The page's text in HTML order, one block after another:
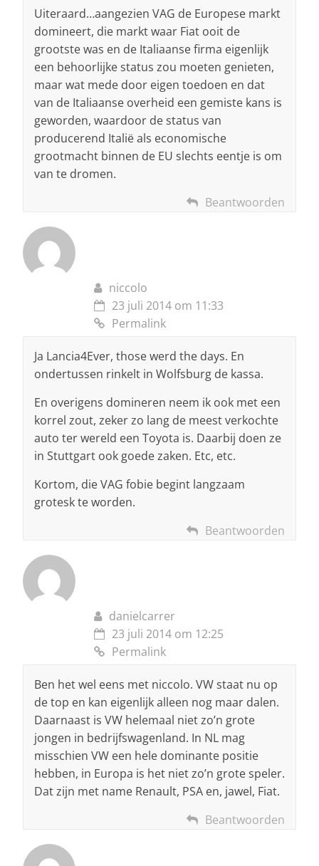
Uiteraard…aangezien VAG de Europese markt
domineert, die markt waar Fiat ooit de
grootste was en de Italiaanse firma eigenlijk
een behoorlijke status zou moeten genieten,
maar wat mede door eigen toedoen en dat
van de Italiaanse overheid een gemiste kans is
geworden, waardoor de status van
producerend Italië als economische
grootmacht binnen de EU slechts eentje is om
van te dromen.
Beantwoorden
niccolo
23 juli 2014 om 11:33
Permalink
Ja Lancia4Ever, those werd the days. En
ondertussen rinkelt in Wolfsburg de kassa.
En overigens domineren neem ik ook met een
korrel zout, zeker zo lang de meest verkochte
auto ter wereld een Toyota is. Daarbij doen ze
in Stuttgart ook goede zaken. Etc, etc.
Kortom, die VAG fobie begint langzaam
grotesk te worden.
Beantwoorden
danielcarrer
23 juli 2014 om 12:25
Permalink
Ben het wel eens met niccolo. VW staat nu op
de top en kan eigenlijk alleen nog maar dalen.
Daarnaast is VW helemaal niet zo’n grote
jongen in bedrijfswagenland. In NL mag
misschien VW een hele dominante positie
hebben, in Europa is het niet zo’n grote speler.
Dat zijn met name Renault, PSA en, jawel, Fiat.
Beantwoorden